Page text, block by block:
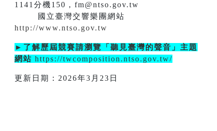
1141分機150，fm@ntso.gov.tw
國立臺灣交響樂團網站
http://www.ntso.gov.tw
►了解歷屆競賽請瀏覽「聽見臺灣的聲音」主題
網站 https://twcomposition.ntso.gov.tw/
更新日期：2026年3月23日